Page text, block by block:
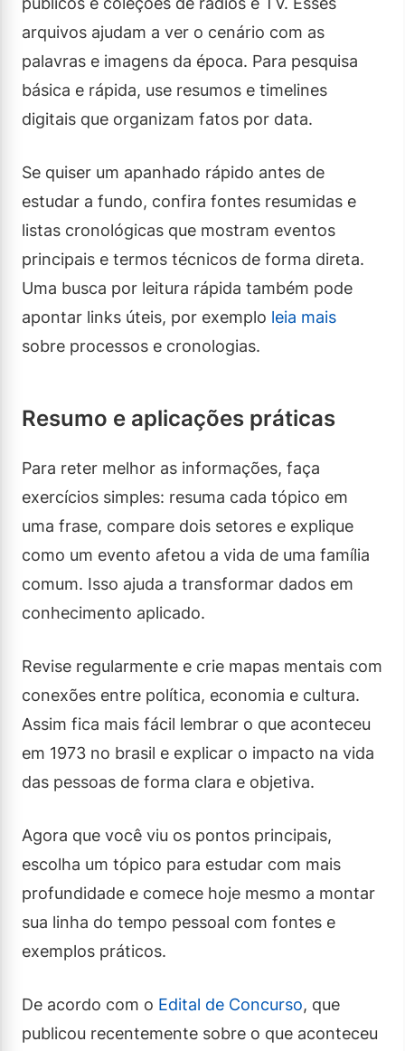
arquivos ajudam a ver o cenário com as
palavras e imagens da época. Para pesquisa
básica e rápida, use resumos e timelines
digitais que organizam fatos por data.
Se quiser um apanhado rápido antes de
estudar a fundo, confira fontes resumidas e
listas cronológicas que mostram eventos
principais e termos técnicos de forma direta.
Uma busca por leitura rápida também pode
apontar links úteis, por exemplo leia mais
sobre processos e cronologias.
Resumo e aplicações práticas
Para reter melhor as informações, faça
exercícios simples: resuma cada tópico em
uma frase, compare dois setores e explique
como um evento afetou a vida de uma família
comum. Isso ajuda a transformar dados em
conhecimento aplicado.
Revise regularmente e crie mapas mentais com
conexões entre política, economia e cultura.
Assim fica mais fácil lembrar o que aconteceu
em 1973 no brasil e explicar o impacto na vida
das pessoas de forma clara e objetiva.
Agora que você viu os pontos principais,
escolha um tópico para estudar com mais
profundidade e comece hoje mesmo a montar
sua linha do tempo pessoal com fontes e
exemplos práticos.
De acordo com o Edital de Concurso, que
publicou recentemente sobre o que aconteceu